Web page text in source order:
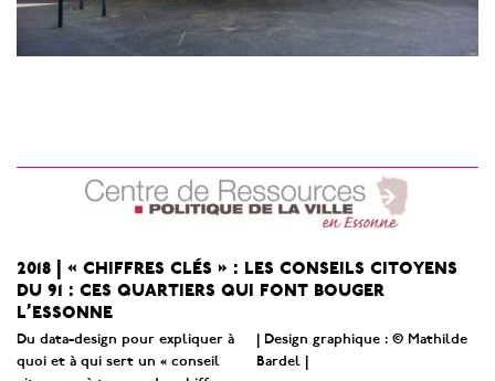
2018 | « chiffres clés » : les conseils citoyens
du 91 : ces quartiers qui font bouger
l’essonne
Du data-design pour expliquer à
quoi et à qui sert un « conseil
| Design graphique : © Mathilde
Bardel |